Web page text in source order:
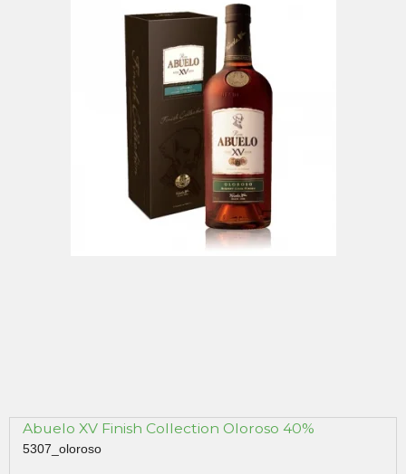
Abuelo XV Finish Collection Oloroso 40%
5307_oloroso